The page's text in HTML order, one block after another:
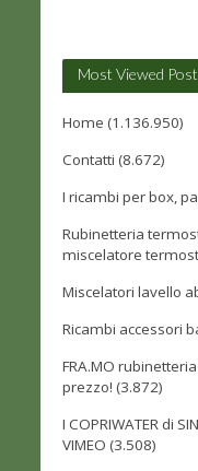
Most Viewed
Home (1.136.950)
Contatti (8.672)
I ricambi per box,
Rubinetteria
miscelatore
Miscelatori lavello
Ricambi accessori
FRA.MO
prezzo! (3.872)
I COPRIWATER di
VIMEO (3.508)